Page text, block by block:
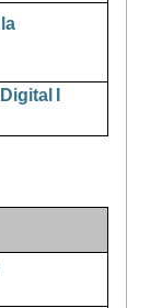
la
Digital